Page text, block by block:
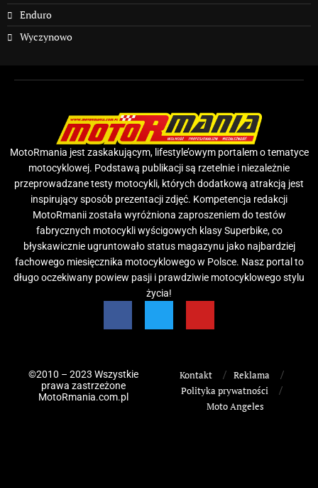
Enduro
Wyczynowo
MotoRmania jest zaskakującym, lifestyle’owym portalem o tematyce
motocyklowej. Podstawą publikacji są rzetelnie i niezależnie
przeprowadzane testy motocykli, których dodatkową atrakcją jest
inspirujący sposób prezentacji zdjęć. Kompetencja redakcji
MotoRmanii została wyróżniona zaproszeniem do testów
fabrycznych motocykli wyścigowych klasy Superbike, co
błyskawicznie ugruntowało status magazynu jako najbardziej
fachowego miesięcznika motocyklowego w Polsce. Nasz portal to
długo oczekiwany powiew pasji i prawdziwie motocyklowego stylu
życia!
©2010 – 2023 Wszystkie
prawa zastrzeżone
MotoRmania.com.pl
Kontakt
Reklama
Polityka prywatności
Moto Angeles